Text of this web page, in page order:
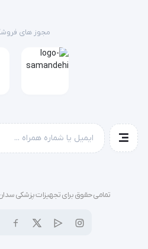
مجوز های
تمامی حقوق برای تجهیزات پزشکی